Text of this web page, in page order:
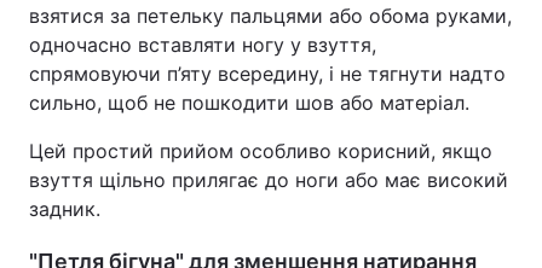
взятися за петельку пальцями або обома руками,
одночасно вставляти ногу у взуття,
спрямовуючи п’яту всередину, і не тягнути надто
сильно, щоб не пошкодити шов або матеріал.
Цей простий прийом особливо корисний, якщо
взуття щільно прилягає до ноги або має високий
задник.
"Петля бігуна" для зменшення натирання